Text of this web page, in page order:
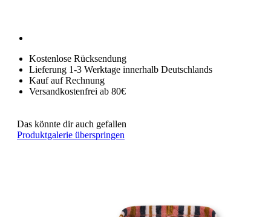
Kostenlose Rücksendung
Lieferung 1-3 Werktage innerhalb Deutschlands
Kauf auf Rechnung
Versandkostenfrei ab 80€
Das könnte dir auch gefallen
Produktgalerie überspringen